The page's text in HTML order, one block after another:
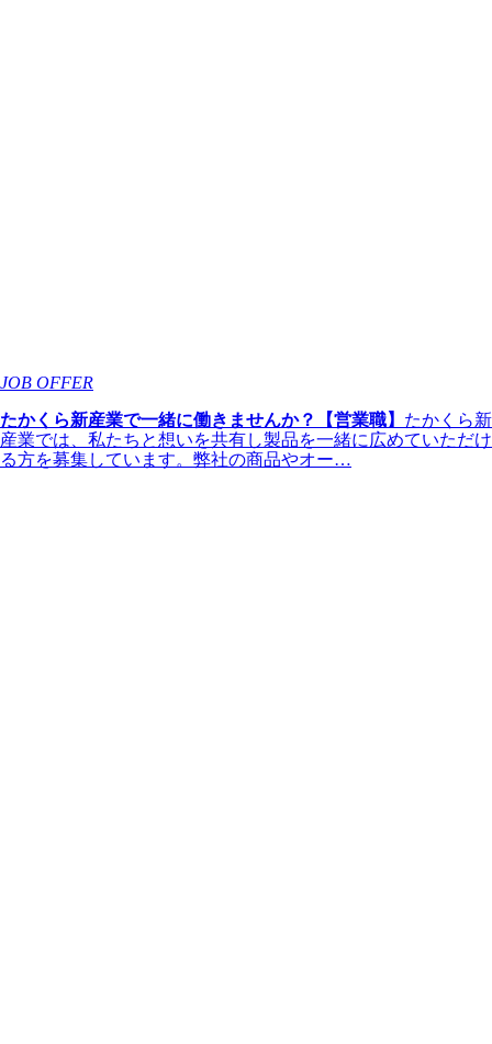
JOB OFFER
たかくら新産業で一緒に働きませんか？【営業職】 たかくら新
産業では、私たちと想いを共有し製品を一緒に広めていただけ
る方を募集しています。弊社の商品やオー…